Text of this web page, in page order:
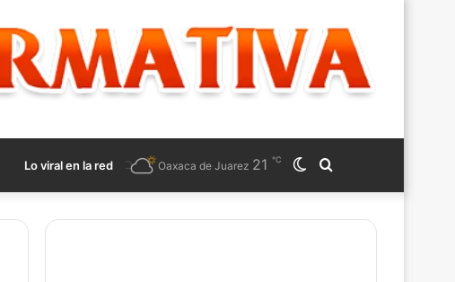
Lo viral en la red
for
Switch
skin
Oaxaca de Juarez 21 ℃